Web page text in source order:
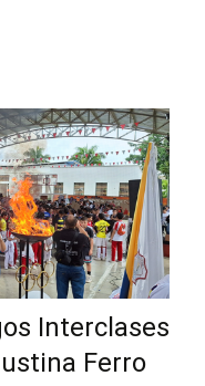
Interclases
Ferro